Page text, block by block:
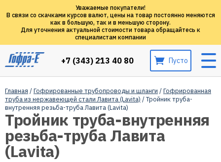
Уважаемые покупатели!
В связи со скачками курсов валют, цены на товар постоянно меняются
как в большую, так и в меньшую сторону.
Для уточнения актуальной стоимости товара обращайтесь к
специалистам компании
+7 (343) 213 40 80 Пусто
Главная /Гофрированные трубопроводы и шланги /Гофрированная
труба из нержавеющей стали Лавита (Lavita) / Тройник труба-
внутренняя резьба-труба Лавита (Lavita)
Тройник труба-внутренняя
резьба-труба Лавита
(Lavita)